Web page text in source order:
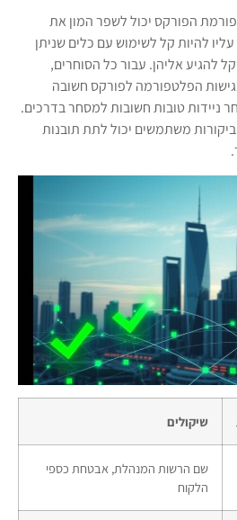
הפורקס יכול לשפר המון את
להיות קל לשימוש עם כלים שניתן
להגיע אליהן. עבור כל הסוחרים,
הפלטפורמה לפורקס חשובה
ניידות טובות חשובות למסחר בדרכים.
משתמשים יכול לתת תובנות
שיקולים
שם הרשות המנהלת, אבטחת כספי
הלקוח